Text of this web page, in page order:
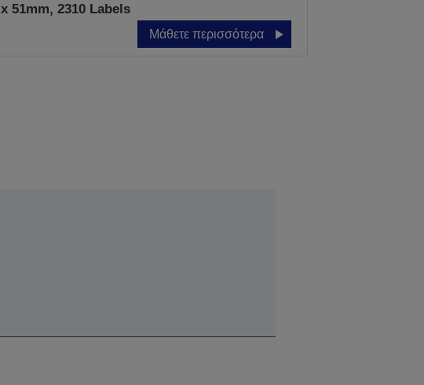
x 51mm, 2310 Labels
Μάθετε περισσότερα